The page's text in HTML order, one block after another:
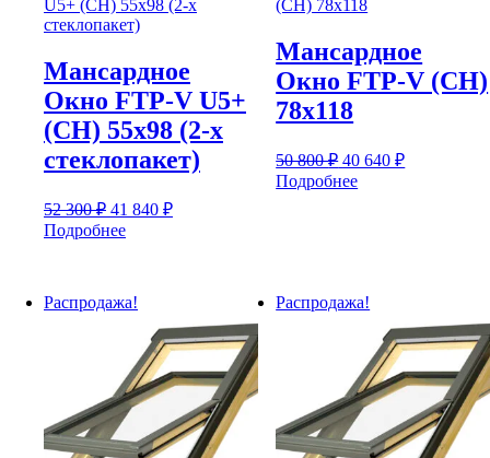
Мансардное
Окно FTP-V U5+
(CH) 55х98 (2-х
стеклопакет)
52 300₽ Первоначальная
цена
составляла
41 840 ₽Текущая
Подробнее
Мансардное
Окно FTP-V (CH)
78х118
50 800₽ Первоначальная
цена
составляла
40 640₽Текущая
Подробнее
Распродажа! Распродажа!